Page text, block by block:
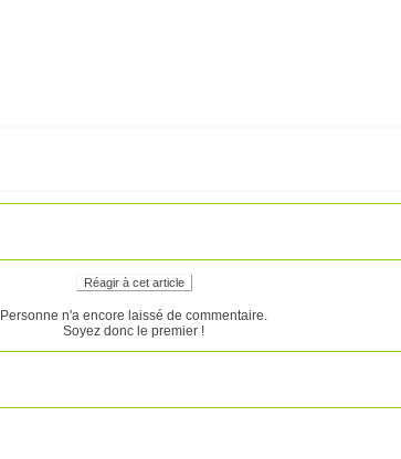
Réagir à cet article
Personne n'a encore laissé de commentaire.
Soyez donc le premier !